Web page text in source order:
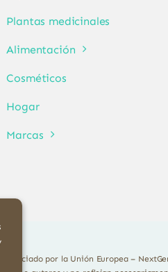
Plantas medicinales
Alimentación
Cosméticos
Hogar
Marcas
Financiado por la Unión Europea –